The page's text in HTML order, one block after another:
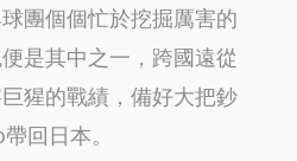
團個個忙於挖掘厲害的
是其中之一，跨國遠從
猩的戰績，備好大把鈔
回日本。